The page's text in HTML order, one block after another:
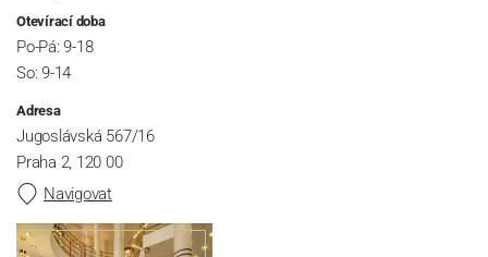
Otevírací doba
Po-Pá: 9-18
So: 9-14
Adresa
Jugoslávská 567/16
Praha 2, 120 00
Navigovat